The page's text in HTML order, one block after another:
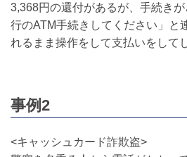
3,368円の還付があるが、手続き
行のATM手続きしてください」と
れるまま操作をして支払いをして
事例2
<キャッシュカード詐欺盗>